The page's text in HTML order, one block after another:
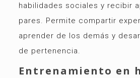
habilidades sociales y recibir
pares. Permite compartir
aprender de los demás y
de pertenencia.
Entrenamiento en